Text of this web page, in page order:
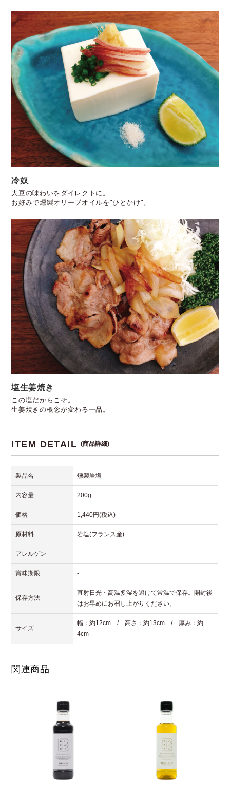
冷奴
大豆の味わいをダイレクトに。
お好みで燻製オリーブオイルを"ひとかけ"。
塩生姜焼き
この塩だからこそ。
生姜焼きの概念が変わる一品。
ITEM DETAIL (商品詳細)
製品名 燻製岩塩
内容量 200g
価格 1,440円(税込)
原材料 岩塩(フランス産)
アレルゲン -
賞味期限 -
保存方法
直射日光・高温多湿を避けて常温で保存。開封後
はお早めにお召し上がりください。
サイズ
幅：約12cm / 高さ：約13cm / 厚み：約
4cm
関連商品